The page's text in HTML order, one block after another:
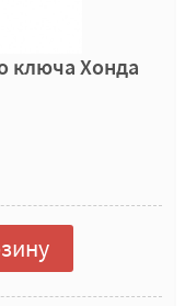
ключа Хонда